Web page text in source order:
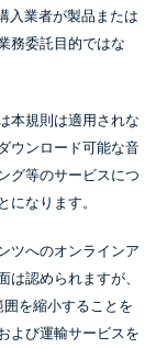
入業者が製品または
務委託目的ではな
本規則は適用されな
ウンロード可能な音
グ等のサービスにつ
なります。
ツへのオンラインア
認められますが、
を縮小することを
よび運輸サービスを